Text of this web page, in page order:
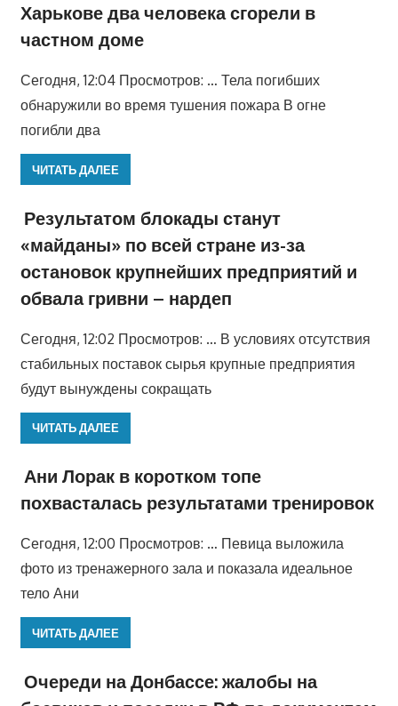
Харькове два человека сгорели в
частном доме
Сегодня, 12:04 Просмотров: … Тела погибших
обнаружили во время тушения пожара В огне
погибли два
ЧИТАТЬ ДАЛЕЕ
Результатом блокады станут
«майданы» по всей стране из-за
остановок крупнейших предприятий и
обвала гривни – нардеп
Сегодня, 12:02 Просмотров: … В условиях отсутствия
стабильных поставок сырья крупные предприятия
будут вынуждены сокращать
ЧИТАТЬ ДАЛЕЕ
Ани Лорак в коротком топе
похвасталась результатами тренировок
Сегодня, 12:00 Просмотров: … Певица выложила
фото из тренажерного зала и показала идеальное
тело Ани
ЧИТАТЬ ДАЛЕЕ
Очереди на Донбассе: жалобы на